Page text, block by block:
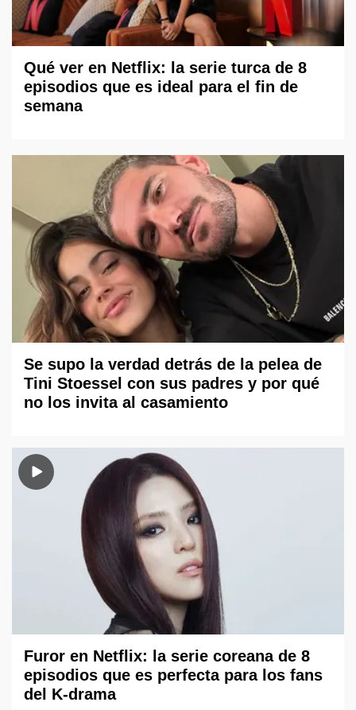
Qué ver en Netflix: la serie turca de 8
episodios que es ideal para el fin de
semana
Se supo la verdad detrás de la pelea de
Tini Stoessel con sus padres y por qué
no los invita al casamiento
Furor en Netflix: la serie coreana de 8
episodios que es perfecta para los fans
del K-drama